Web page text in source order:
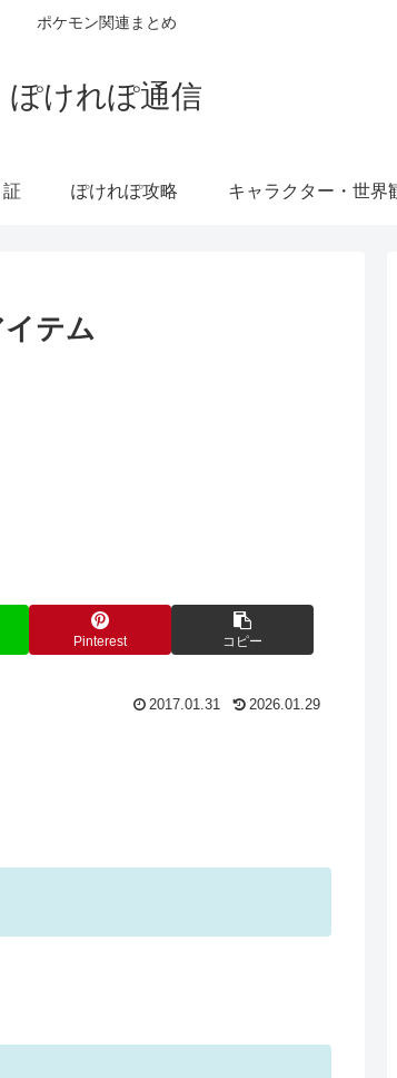
ポケモン関連まとめ
ぽけれぽ通信
ぽけれぽ攻略 キャラクター・世界
テム
Pinterest コピー
2017.01.31 2026.01.29